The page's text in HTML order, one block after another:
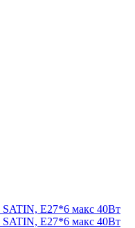
E27*6 макс 40Вт
E27*6 макс 40Вт